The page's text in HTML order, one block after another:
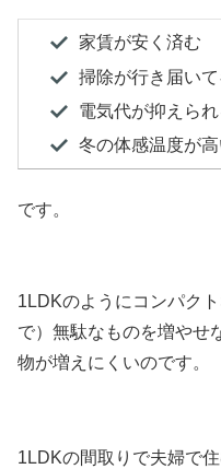
家賃が安く済む
掃除が行き届い
電気代が抑えられ
冬の体感温度が高
です。
1LDKのようにコンパク
で）無駄なものを増やせ
物が増えにくいのです。
1LDKの間取りで夫婦で住